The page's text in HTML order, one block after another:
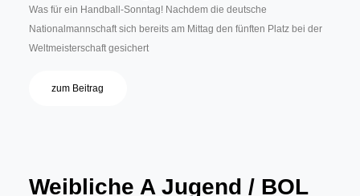
Was für ein Handball-Sonntag! Nachdem die deutsche
Nationalmannschaft sich bereits am Mittag den fünften Platz bei der
Weltmeisterschaft gesichert
zum Beitrag
Weibliche A Jugend / BOL